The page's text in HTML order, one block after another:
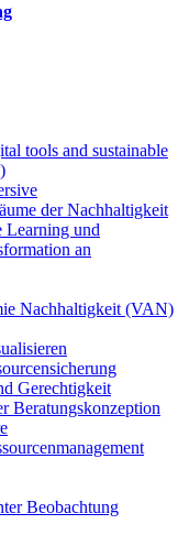
tools and sustainable
der Nachhaltigkeit
Learning und
an
Nachhaltigkeit (VAN)
Gerechtigkeit
Beratungskonzeption
Beobachtung